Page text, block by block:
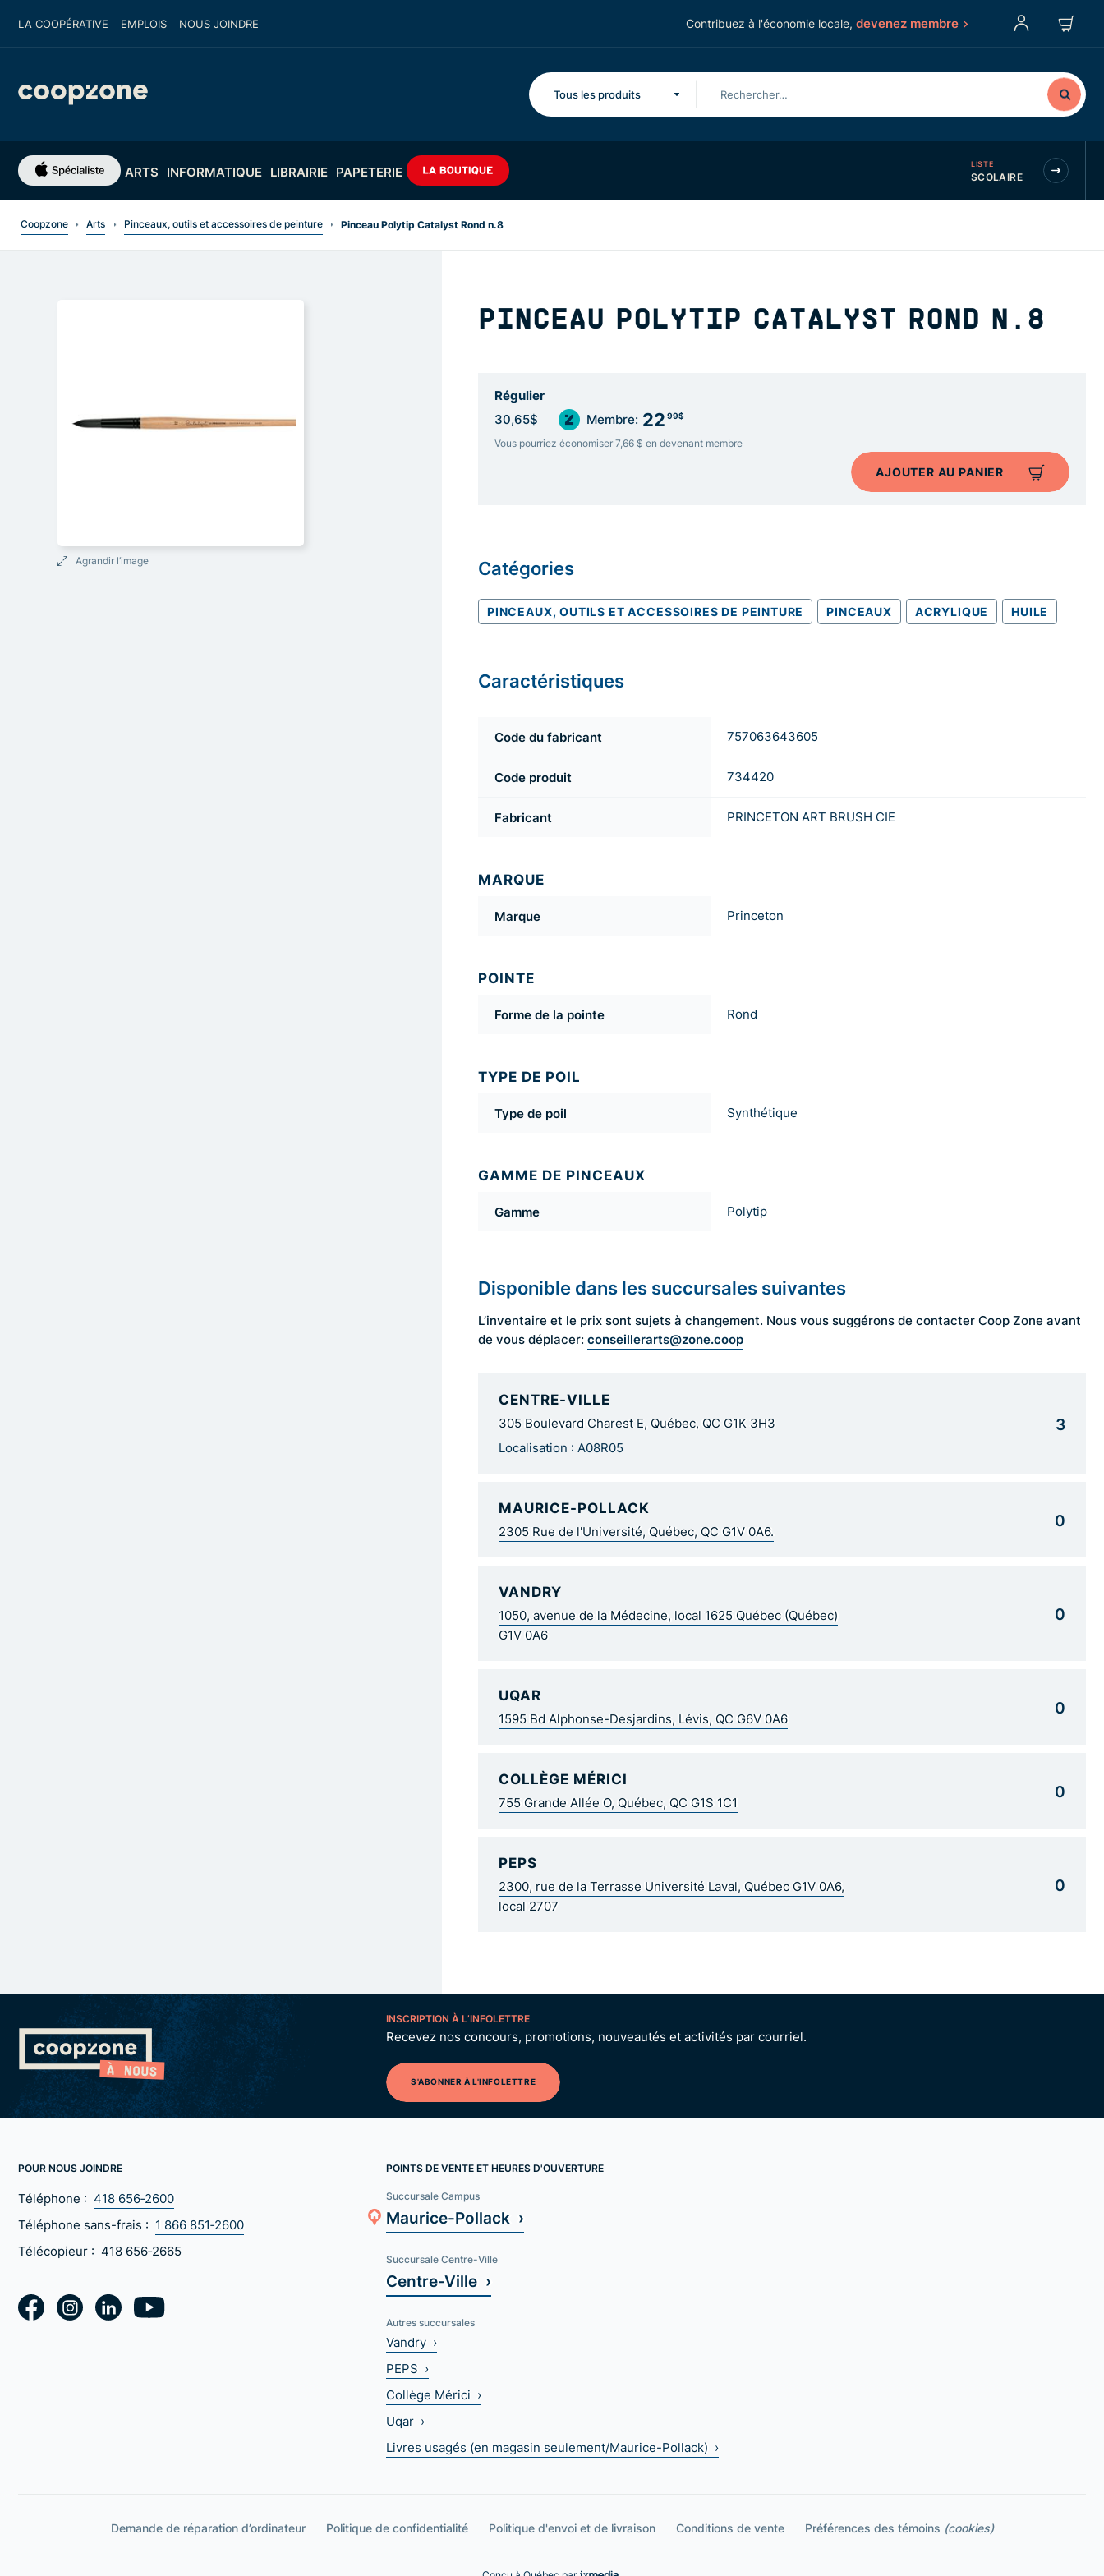
LA COOPÉRATIVE EMPLOIS NOUS JOINDRE Contribuez à l'économie locale, devenez membre
Tous les produits
ARTS INFORMATIQUE LIBRAIRIE PAPETERIE LISTE
SCOLAIRE
Coopzone Arts Pinceaux, outils et accessoires de peinture Pinceau Polytip Catalyst Rond n.8
Agrandir l’image
PINCEAU POLYTIP CATALYST ROND N.8
Régulier
30,65$ Membre: 22 99$
Vous pourriez économiser 7,66 $ en devenant membre
AJOUTER AU PANIER
Catégories
PINCEAUX, OUTILS ET ACCESSOIRES DE PEINTURE PINCEAUX ACRYLIQUE HUILE
Caractéristiques
Code du fabricant 757063643605
Code produit 734420
Fabricant PRINCETON ART BRUSH CIE
MARQUE
Marque Princeton
POINTE
Forme de la pointe Rond
TYPE DE POIL
Type de poil Synthétique
GAMME DE PINCEAUX
Gamme Polytip
Disponible dans les succursales suivantes
L’inventaire et le prix sont sujets à changement. Nous vous suggérons de contacter Coop Zone avant
de vous déplacer: conseillerarts@zone.coop
CENTRE-VILLE
305 Boulevard Charest E, Québec, QC G1K 3H3
Localisation : A08R05
3
MAURICE-POLLACK
2305 Rue de l'Université, Québec, QC G1V 0A6.
0
VANDRY
1050, avenue de la Médecine, local 1625 Québec (Québec)
G1V 0A6
0
UQAR
1595 Bd Alphonse-Desjardins, Lévis, QC G6V 0A6
0
COLLÈGE MÉRICI
755 Grande Allée O, Québec, QC G1S 1C1
0
PEPS
2300, rue de la Terrasse Université Laval, Québec G1V 0A6,
local 2707
0
INSCRIPTION À L’INFOLETTRE
Recevez nos concours, promotions, nouveautés et activités par courriel.
S'ABONNER À L'INFOLETTRE
POUR NOUS JOINDRE
Téléphone : 418 656‑2600
Téléphone sans-frais : 1 866 851‑2600
Télécopieur : 418 656‑2665
POINTS DE VENTE ET HEURES D'OUVERTURE
Succursale Campus
Maurice-Pollack ›
Succursale Centre-Ville
Centre-Ville ›
Autres succursales
Vandry ›
PEPS ›
Collège Mérici ›
Uqar ›
Livres usagés (en magasin seulement/Maurice-Pollack) ›
Demande de réparation d’ordinateur Politique de confidentialité Politique d'envoi et de livraison Conditions de vente Préférences des témoins (cookies)